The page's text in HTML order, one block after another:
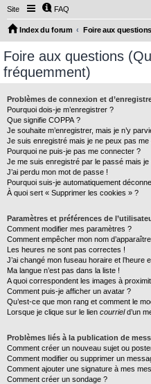
Site FAQ
Index du forum Foire aux
Foire aux questions
fréquemment)
Problèmes de connexion et
Pourquoi dois-je m’enregistrer ?
Que signifie COPPA ?
Je souhaite m’enregistrer, mais je n’y
Je suis enregistré mais je ne peux pas me
Pourquoi ne puis-je pas me connecter ?
Je me suis enregistré par le passé mais
J’ai perdu mon mot de passe !
Pourquoi suis-je automatiquement
À quoi sert « Supprimer les cookies » ?
Paramètres et préférences de
Comment modifier mes paramètres ?
Comment empêcher mon nom
Les heures ne sont pas correctes !
J’ai changé mon fuseau horaire et l’heure
Ma langue n’est pas dans la liste !
A quoi correspondent les images à
Comment puis-je afficher un avatar ?
Qu’est-ce que mon rang et comment le
Lorsque je clique sur le lien courrield’un
Problèmes liés à la publication de
Comment créer un nouveau sujet ou
Comment modifier ou supprimer un
Comment ajouter une signature à mes
Comment créer un sondage ?